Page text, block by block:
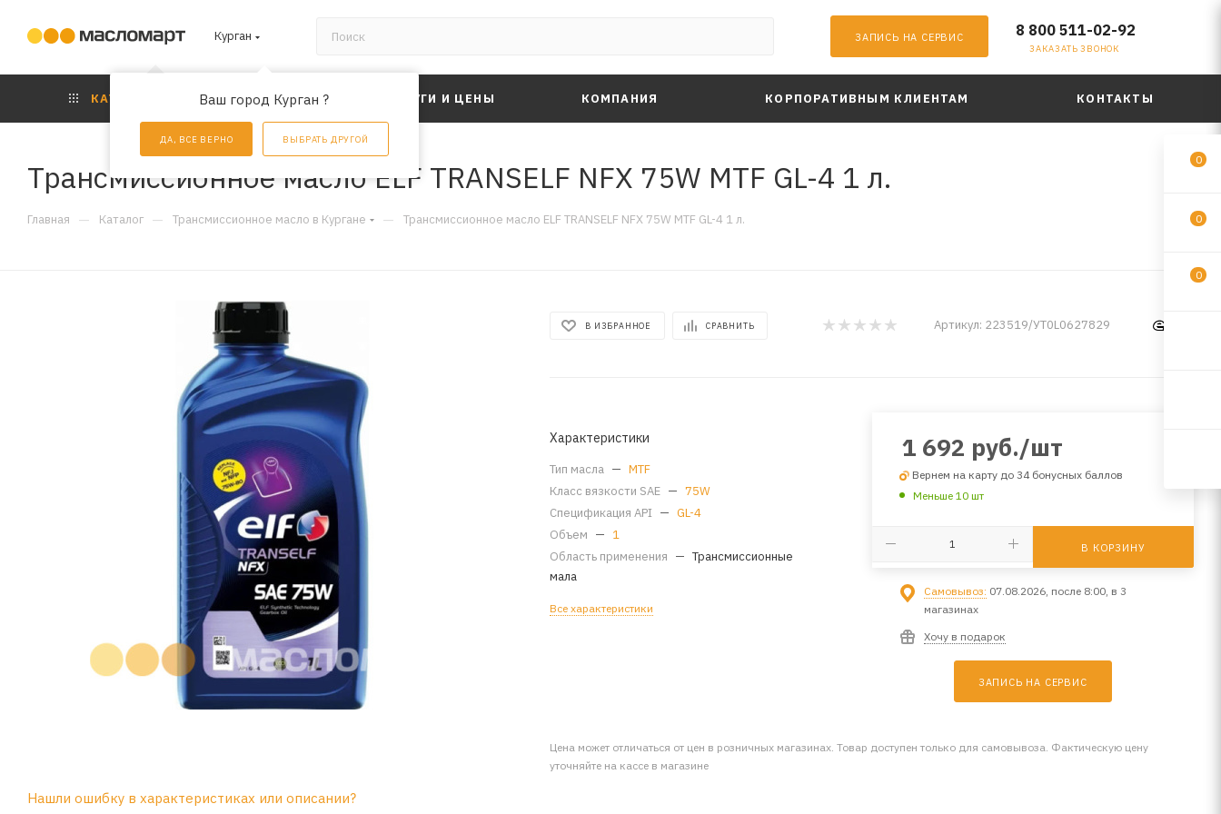
Курган
Ваш город Курган ?
ДА, ВСЕ ВЕРНО ВЫБРАТЬ ДРУГОЙ
ЗАПИСЬ НА СЕРВИС 8 800 511-02-92
ЗАКАЗАТЬ ЗВОНОК
КАТАЛОГ АКЦИИ УСЛУГИ И ЦЕНЫ КОМПАНИЯ КОРПОРАТИВНЫМ КЛИЕНТАМ КОНТАКТЫ
Трансмиссионное масло ELF TRANSELF NFX 75W MTF GL-4 1 л.
Главная — Каталог — Трансмиссионное масло в Кургане — Трансмиссионное масло ELF TRANSELF NFX 75W MTF GL-4 1 л.
В ИЗБРАННОЕ СРАВНИТЬ Артикул: 223519/УТ0L0627829
Характеристики
Тип масла — MTF
Класс вязкости SAE — 75W
Спецификация API — GL-4
Объем — 1
Область применения — Трансмиссионные
мала
Все характеристики
1 692 руб./шт
Вернем на карту до 34 бонусных баллов
Меньше 10 шт
В КОРЗИНУ
Самовывоз: 07.08.2026, после 8:00, в 3
магазинах
Хочу в подарок
ЗАПИСЬ НА СЕРВИС
Цена может отличаться от цен в розничных магазинах. Товар доступен только для самовывоза. Фактическую цену
уточняйте на кассе в магазине
Нашли ошибку в характеристиках или описании?
0
0
0